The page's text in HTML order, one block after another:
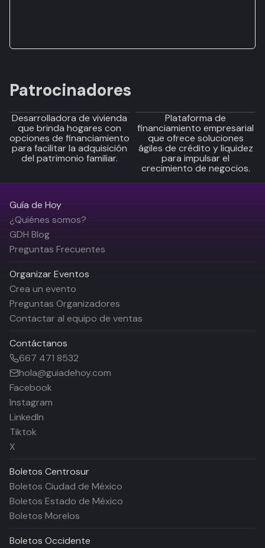
Patrocinadores
Desarrolladora de vivienda
que brinda hogares con
opciones de financiamiento
para facilitar la adquisición
del patrimonio familiar.
Plataforma de
financiamiento empresarial
que ofrece soluciones
ágiles de crédito y liquidez
para impulsar el
crecimiento de negocios.
Guía de Hoy
¿Quiénes somos?
GDH Blog
Preguntas Frecuentes
Organizar Eventos
Crea un evento
Preguntas Organizadores
Contactar al equipo de ventas
Contáctanos
667 471 8532
hola@guiadehoy.com
Facebook
Instagram
LinkedIn
Tiktok
X
Boletos Centrosur
Boletos Ciudad de México
Boletos Estado de México
Boletos Morelos
Boletos Occidente